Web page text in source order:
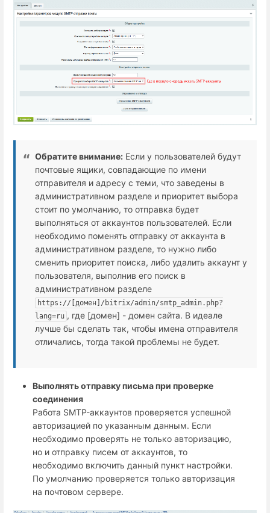
Обратите внимание: Если у пользователей будут
почтовые ящики, совпадающие по имени
отправителя и адресу с теми, что заведены в
административном разделе и приоритет выбора
стоит по умолчанию, то отправка будет
выполняться от аккаунтов пользователей. Если
необходимо поменять отправку от аккаунта в
административном разделе, то нужно либо
сменить приоритет поиска, либо удалить аккаунт у
пользователя, выполнив его поиск в
административном разделе
https://[домен]/bitrix/admin/smtp_admin.php?
lang=ru , где [домен] - домен сайта. В идеале
лучше бы сделать так, чтобы имена отправителя
отличались, тогда такой проблемы не будет.
Выполнять отправку письма при проверке
соединения
Работа SMTP-аккаунтов проверяется успешной
авторизацией по указанным данным. Если
необходимо проверять не только авторизацию,
но и отправку писем от аккаунтов, то
необходимо включить данный пункт настройки.
По умолчанию проверяется только авторизация
на почтовом сервере.